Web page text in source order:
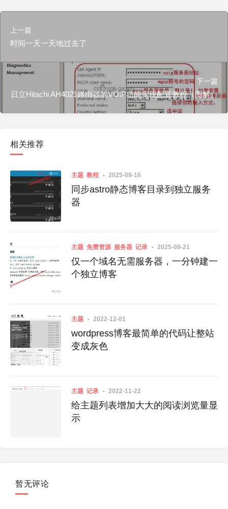
上一篇
时间一天一天地过去了
下一篇
日立Hitachi AH4021路由器的VOIP功能实现配置教程（图解）
相关推荐
主题 教程 2025-09-16
同步astro静态博客目录到独立服务
器
主题 免费资源 服务器 记录 2025-08-21
仅一个域名无需服务器，一分钟建一
个独立博客
主题 2022-12-01
wordpress博客最简单的代码让整站
变成灰色
主题 记录 2022-11-22
给主题列表增加大大的阅读浏览量显
示
暂无评论